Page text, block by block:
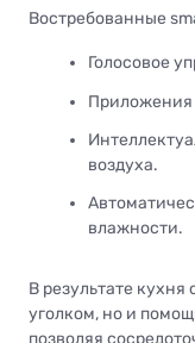
Востребованные
Голосовое
Приложения
воздуха.
влажности.
В результате
уголком, но и
позволяя